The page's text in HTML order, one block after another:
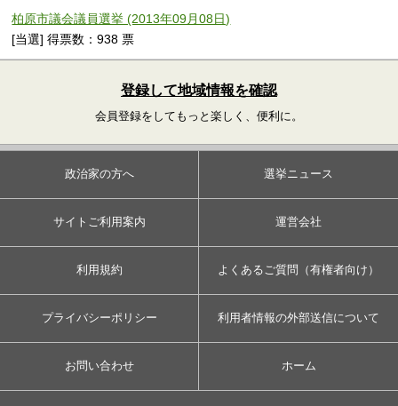
柏原市議会議員選挙 (2013年09月08日)
[当選] 得票数：938 票
登録して地域情報を確認
会員登録をしてもっと楽しく、便利に。
政治家の方へ 選挙ニュース
サイトご利用案内 運営会社
利用規約 よくあるご質問（有権者向け）
プライバシーポリシー 利用者情報の外部送信について
お問い合わせ ホーム